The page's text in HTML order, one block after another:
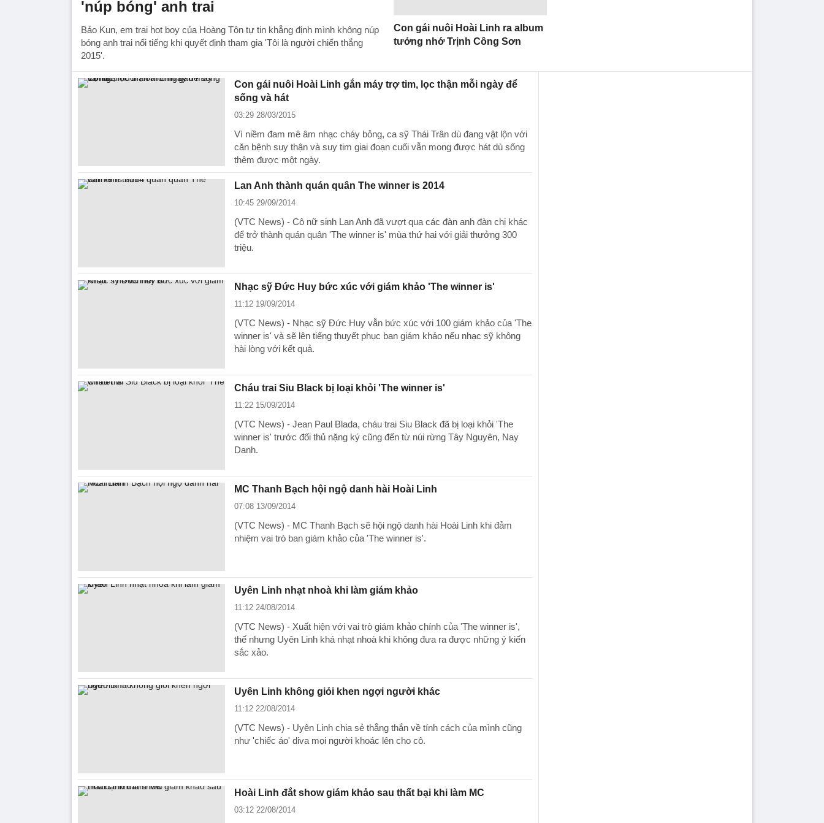
'núp bóng' anh trai
Bảo Kun, em trai hot boy của Hoàng Tôn tự tin khẳng định mình không núp
bóng anh trai nổi tiếng khi quyết định tham gia 'Tôi là người chiến thắng
2015'.
Con gái nuôi Hoài Linh ra album
tưởng nhớ Trịnh Công Sơn
Con gái nuôi Hoài Linh gắn máy trợ tim, lọc thận mỗi ngày để
sống và hát
03:29 28/03/2015
Vì niềm đam mê âm nhạc cháy bỏng, ca sỹ Thái Trân dù đang vật lộn với
căn bệnh suy thận và suy tim giai đoạn cuối vẫn mong được hát dù sống
thêm được một ngày.
Lan Anh thành quán quân The winner is 2014
10:45 29/09/2014
(VTC News) - Cô nữ sinh Lan Anh đã vượt qua các đàn anh đàn chị khác
để trở thành quán quân 'The winner is' mùa thứ hai với giải thưởng 300
triệu.
Nhạc sỹ Đức Huy bức xúc với giám khảo 'The winner is'
11:12 19/09/2014
(VTC News) - Nhạc sỹ Đức Huy vẫn bức xúc với 100 giám khảo của 'The
winner is' và sẽ lên tiếng thuyết phục ban giám khảo nếu nhạc sỹ không
hài lòng với kết quả.
Cháu trai Siu Black bị loại khỏi 'The winner is'
11:22 15/09/2014
(VTC News) - Jean Paul Blada, cháu trai Siu Black đã bị loại khỏi 'The
winner is' trước đối thủ nặng ký cũng đến từ núi rừng Tây Nguyên, Nay
Danh.
MC Thanh Bạch hội ngộ danh hài Hoài Linh
07:08 13/09/2014
(VTC News) - MC Thanh Bạch sẽ hội ngộ danh hài Hoài Linh khi đảm
nhiệm vai trò ban giám khảo của 'The winner is'.
Uyên Linh nhạt nhoà khi làm giám khảo
11:12 24/08/2014
(VTC News) - Xuất hiện với vai trò giám khảo chính của 'The winner is',
thế nhưng Uyên Linh khá nhạt nhoà khi không đưa ra được những ý kiến
sắc xảo.
Uyên Linh không giỏi khen ngợi người khác
11:12 22/08/2014
(VTC News) - Uyên Linh chia sẻ thẳng thắn về tính cách của mình cũng
như 'chiếc áo' diva mọi người khoác lên cho cô.
Hoài Linh đắt show giám khảo sau thất bại khi làm MC
03:12 22/08/2014